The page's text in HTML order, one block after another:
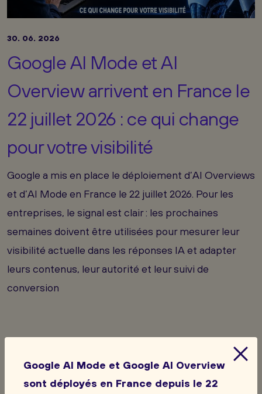
30. 06. 2026
Google AI Mode et AI
Overview arrivent en France le
22 juillet 2026 : ce qui change
pour votre visibilité
Google a mis en place le déploiement d’AI Overviews
et d’AI Mode en France le 22 juillet 2026. Pour les
entreprises, le signal est clair : les prochaines
semaines doivent être utilisées pour mesurer leur
visibilité actuelle dans les réponses IA et adapter
leurs contenus, leur autorité et leur suivi de
conversion
Google AI Mode et Google AI Overview
sont déployés en France depuis le 22